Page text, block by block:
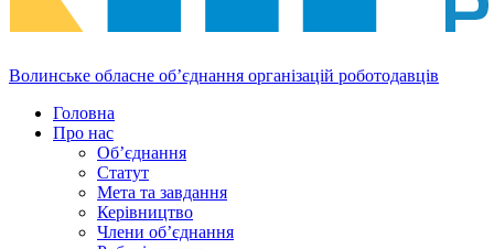
Волинське обласне об’єднання організацій роботодавців
Головна
Про нас
Об’єднання
Статут
Мета та завдання
Керівництво
Члени об’єднання